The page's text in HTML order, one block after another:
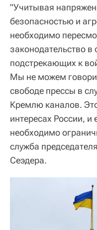
"Учитывая
безопасностью и
необходимо
законодательство
подстрекающих к
Мы не можем
свободе прессы в
Кремлю каналов.
интересах России, и
необходимо
служба
Сеэдера.